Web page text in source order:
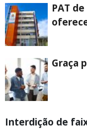
PAT
Graça
Interdição de